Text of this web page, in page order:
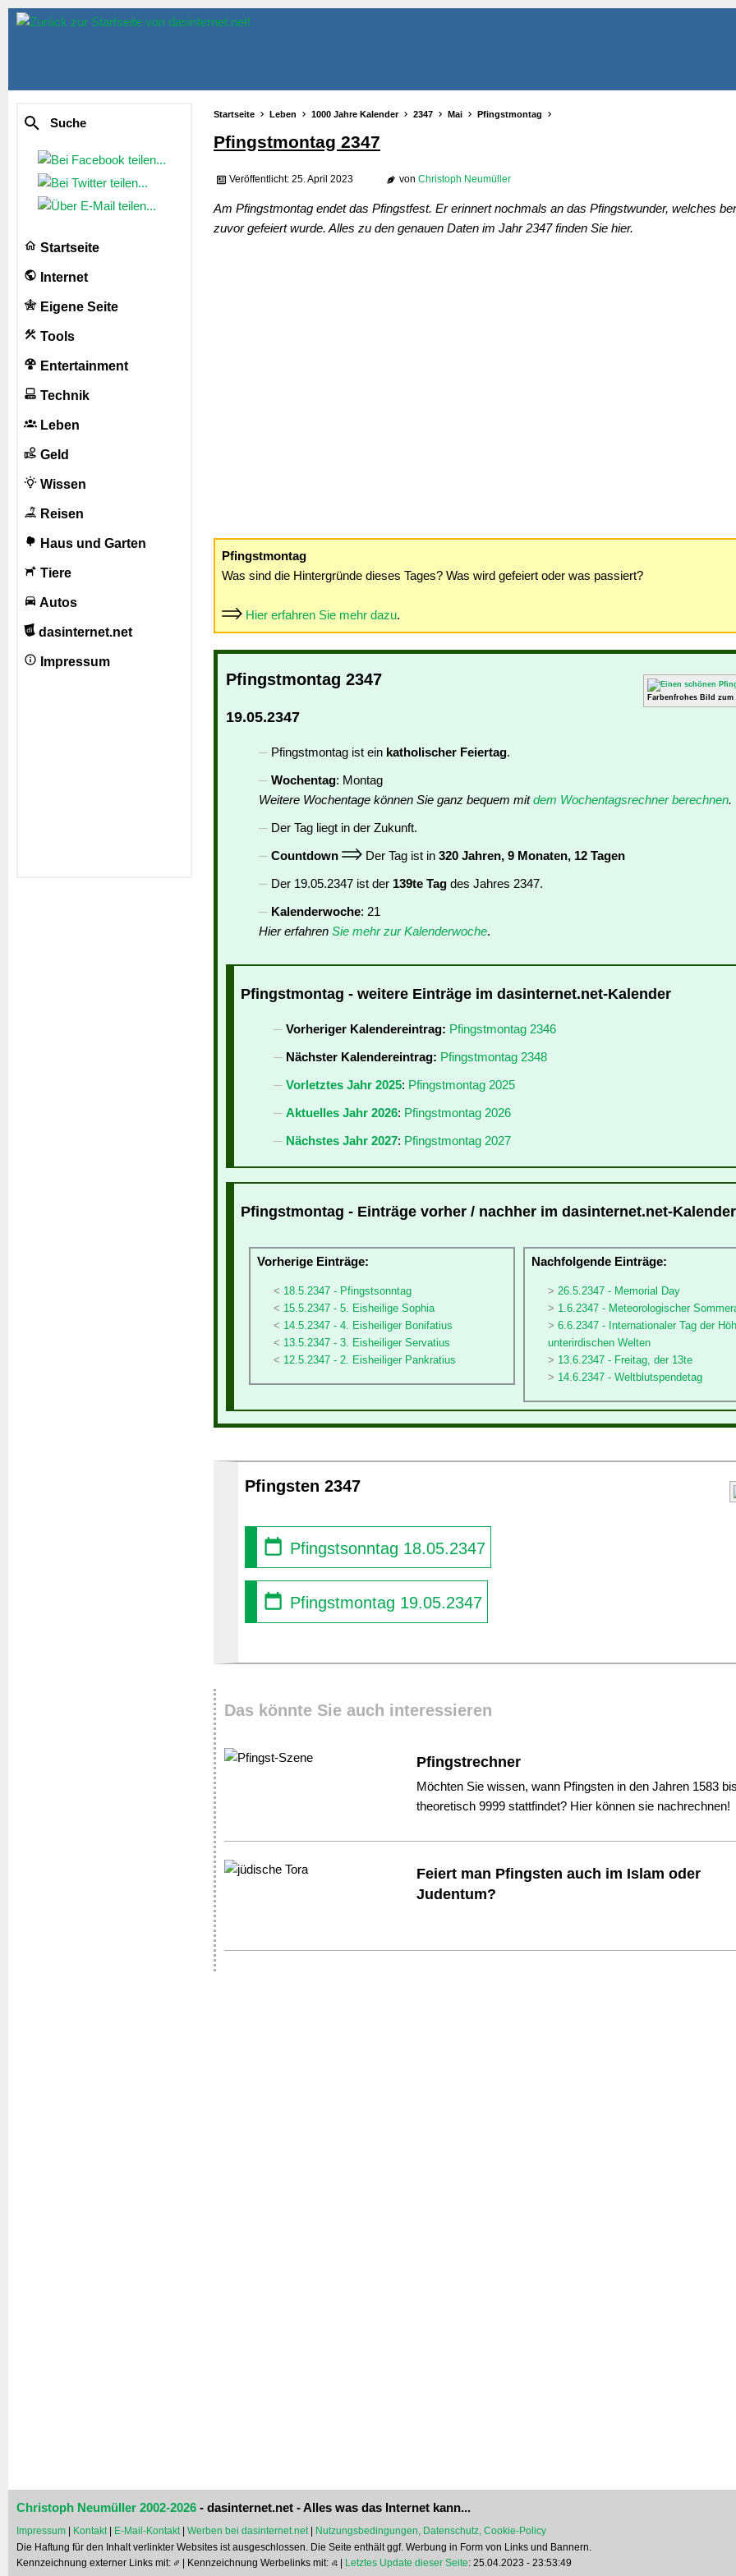
Suche
Startseite
Internet
Eigene Seite
Tools
Entertainment
Technik
Leben
Geld
Wissen
Reisen
Haus und Garten
Tiere
Autos
dasinternet.net
Impressum
Startseite Leben 1000 Jahre Kalender 2347 Mai Pfingstmontag
Pfingstmontag 2347
Veröffentlicht: 25. April 2023 von Christoph Neumüller
Am Pfingstmontag endet das Pfingstfest. Er erinnert nochmals an das Pfingstwunder, welches
zuvor gefeiert wurde. Alles zu den genauen Daten im Jahr 2347 finden Sie hier.
Pfingstmontag
Was sind die Hintergründe dieses Tages? Was wird gefeiert oder was passiert?
Hier erfahren Sie mehr dazu.
Farbenfrohes Bild
Pfingstmontag 2347
19.05.2347
Pfingstmontag ist ein katholischer Feiertag.
Wochentag: Montag
Weitere Wochentage können Sie ganz bequem mitdem Wochentagsrechner berechnen.
Der Tag liegt in der Zukunft.
Countdown
Der Tag ist in 320 Jahren, 9 Monaten, 12 Tagen
Der 19.05.2347 ist der 139te Tag des Jahres 2347.
Kalenderwoche: 21
Hier erfahren Sie mehr zur Kalenderwoche.
Pfingstmontag - weitere Einträge im dasinternet.net-Kalender
Vorheriger Kalendereintrag: Pfingstmontag 2346
Nächster Kalendereintrag: Pfingstmontag 2348
Vorletztes Jahr 2025: Pfingstmontag 2025
Aktuelles Jahr 2026: Pfingstmontag 2026
Nächstes Jahr 2027: Pfingstmontag 2027
Pfingstmontag - Einträge vorher / nachher im dasinternet.net-
Vorherige Einträge:
18.5.2347 - Pfingstsonntag
15.5.2347 - 5. Eisheilige Sophia
14.5.2347 - 4. Eisheiliger Bonifatius
13.5.2347 - 3. Eisheiliger Servatius
12.5.2347 - 2. Eisheiliger Pankratius
Nachfolgende Einträge:
26.5.2347 - Memorial Day
1.6.2347 - Meteorologischer
6.6.2347 - Internationaler Tag der
unterirdischen Welten
13.6.2347 - Freitag, der 13te
14.6.2347 - Weltblutspendetag
Pfingsten 2347
Pfingstsonntag 18.05.2347
Pfingstmontag 19.05.2347
Das könnte Sie auch interessieren
Pfingstrechner
Möchten Sie wissen, wann Pfingsten in den Jahren 1583
theoretisch 9999 stattfindet? Hier können sie nachrechnen!
Feiert man Pfingsten auch im Islam oder
Judentum?
Christoph Neumüller 2002-2026 - dasinternet.net - Alles was das Internet kann...
Impressum Kontakt| E-Mail-Kontakt| Werben bei dasinternet.net|
Nutzungsbedingungen, Datenschutz, Cookie-Policy
Die Haftung für den Inhalt verlinkter Websites ist ausgeschlossen. Die Seite enthält ggf. Werbung in Form von Links und Bannern.
Kennzeichnung externer Links mit:
| Kennzeichnung Werbelinks mit: Letztes Update dieser Seite: 25.04.2023 - 23:53:49